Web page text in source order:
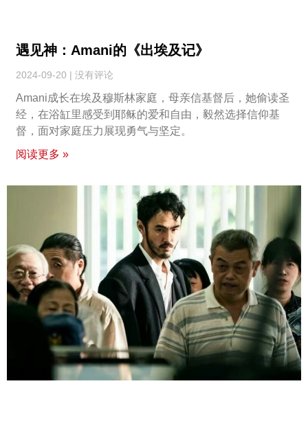
遇见神：Amani的《出埃及记》
2024-09-20 没有评论
Amani成长在埃及穆斯林家庭，母亲信基督后，她偷读圣
经，在浴缸里感受到耶稣的爱和自由，毅然选择信仰基
督，面对家庭压力展现勇气与坚定。
阅读更多 »